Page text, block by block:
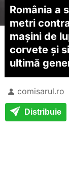
România a
metri
mașini de
corvete și
ultimă
comisarul.ro
Distribuie